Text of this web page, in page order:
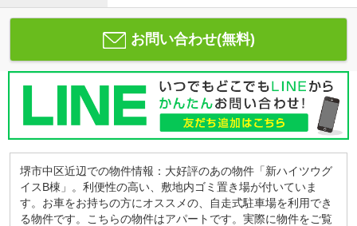
お問い合わせ(無料)
堺市中区近辺での物件情報：大好評のあの物件「新ハイツウグ
イスB棟」。利便性の高い、敷地内ゴミ置き場が付いていま
す。お車をお持ちの方にオススメの、自走式駐車場を利用でき
る物件です。こちらの物件はアパートです。実際に物件をご覧